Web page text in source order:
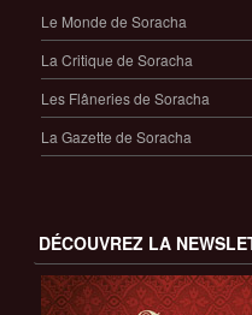
Le Monde de Soracha
La Critique de Soracha
Les Flâneries de Soracha
La Gazette de Soracha
DÉCOUVREZ LA